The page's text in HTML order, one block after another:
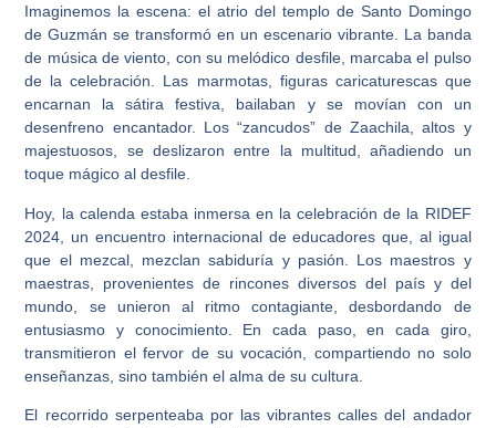
Imaginemos la escena: el atrio del templo de Santo Domingo
de Guzmán se transformó en un escenario vibrante. La banda
de música de viento, con su melódico desfile, marcaba el pulso
de la celebración. Las marmotas, figuras caricaturescas que
encarnan la sátira festiva, bailaban y se movían con un
desenfreno encantador. Los “zancudos” de Zaachila, altos y
majestuosos, se deslizaron entre la multitud, añadiendo un
toque mágico al desfile.
Hoy, la calenda estaba inmersa en la celebración de la RIDEF
2024, un encuentro internacional de educadores que, al igual
que el mezcal, mezclan sabiduría y pasión. Los maestros y
maestras, provenientes de rincones diversos del país y del
mundo, se unieron al ritmo contagiante, desbordando de
entusiasmo y conocimiento. En cada paso, en cada giro,
transmitieron el fervor de su vocación, compartiendo no solo
enseñanzas, sino también el alma de su cultura.
El recorrido serpenteaba por las vibrantes calles del andador